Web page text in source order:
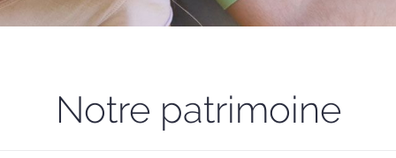
Notre patrimoine